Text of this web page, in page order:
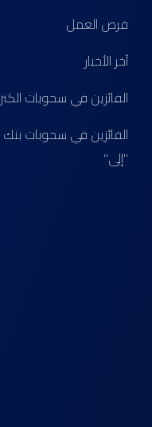
فرص العمل
آخر الأخبار
الفائزين في سحوبات الكنز
الفائزين في سحوبات بنك
"إلى"